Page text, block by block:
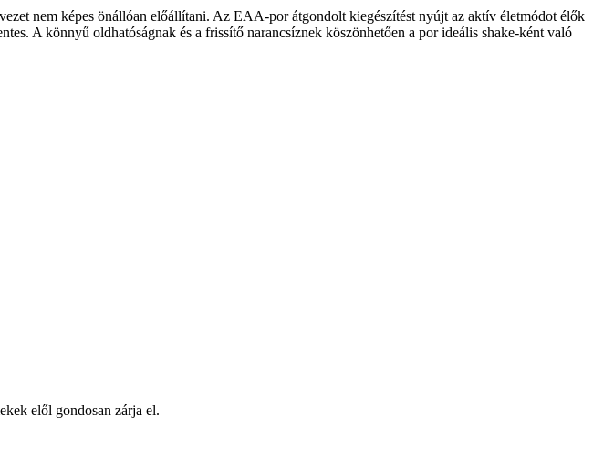
nem képes önállóan előállítani. Az EAA-por átgondolt kiegészítést nyújt az aktív életmódot élők
A könnyű oldhatóságnak és a frissítő narancsíznek köszönhetően a por ideális shake-ként való
elől gondosan zárja el.